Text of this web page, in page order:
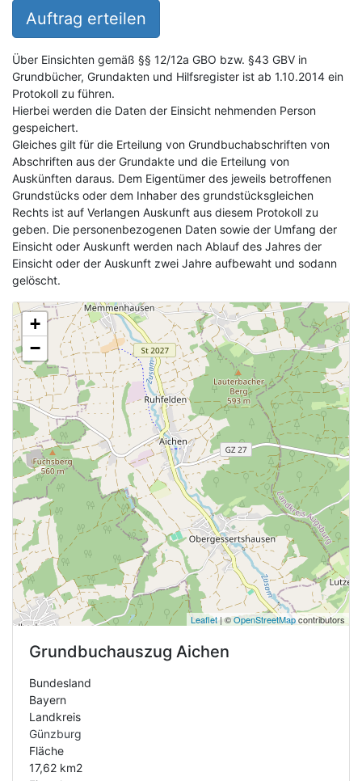
Auftrag erteilen
Über Einsichten gemäß §§ 12/12a GBO bzw. §43 GBV in
Grundbücher, Grundakten und Hilfsregister ist ab 1.10.2014 ein
Protokoll zu führen.
Hierbei werden die Daten der Einsicht nehmenden Person
gespeichert.
Gleiches gilt für die Erteilung von Grundbuchabschriften von
Abschriften aus der Grundakte und die Erteilung von
Auskünften daraus. Dem Eigentümer des jeweils betroffenen
Grundstücks oder dem Inhaber des grundstücksgleichen
Rechts ist auf Verlangen Auskunft aus diesem Protokoll zu
geben. Die personenbezogenen Daten sowie der Umfang der
Einsicht oder Auskunft werden nach Ablauf des Jahres der
Einsicht oder der Auskunft zwei Jahre aufbewaht und sodann
gelöscht.
+
−
Leaflet| ©OpenStreetMapcontributors
Grundbuchauszug Aichen
Bundesland
Bayern
Landkreis
Günzburg
Fläche
17,62 km2